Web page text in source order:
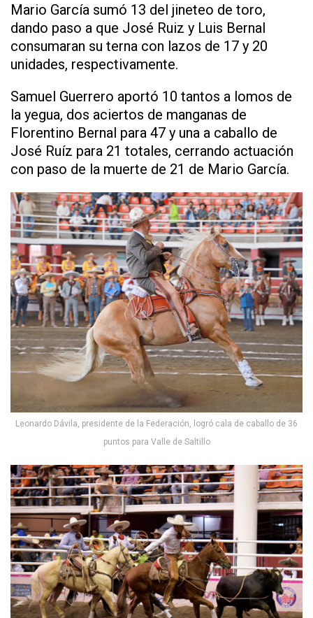
Mario García sumó 13 del jineteo de toro,
dando paso a que José Ruiz y Luis Bernal
consumaran su terna con lazos de 17 y 20
unidades, respectivamente.
Samuel Guerrero aportó 10 tantos a lomos de
la yegua, dos aciertos de manganas de
Florentino Bernal para 47 y una a caballo de
José Ruíz para 21 totales, cerrando actuación
con paso de la muerte de 21 de Mario García.
Leonardo Dávila, presidente de la Federación, logró cala de caballo de 36
puntos para Valle de Saltillo